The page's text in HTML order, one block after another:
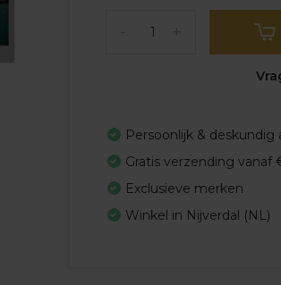
Persoonlijk & deskundig
Gratis verzending vanaf
Exclusieve merken
Winkel in Nijverdal (NL)